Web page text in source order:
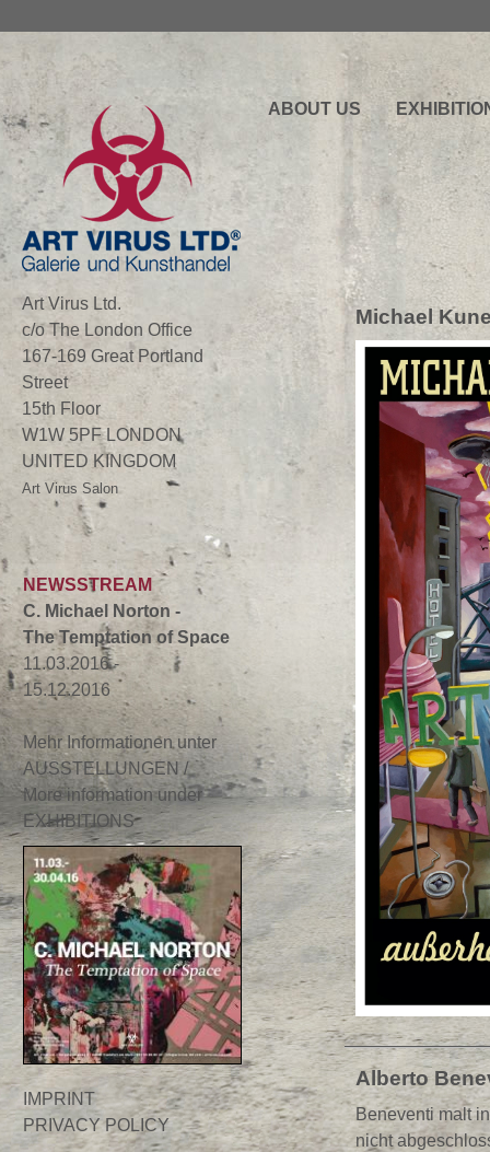
Art Virus Ltd.
c/o The London Office
167-169 Great Portland
Street
15th Floor
W1W 5PF LONDON
UNITED KINGDOM
Art Virus Salon
NEWSSTREAM
C. Michael Norton -
The Temptation of Space
11.03.2016 -
15.12.2016
Mehr Informationen unter
AUSSTELLUNGEN /
More information under
EXHIBITIONS
IMPRINT
PRIVACY POLICY
ABOUT US
Michael
Alberto
Beneventi malt
nicht